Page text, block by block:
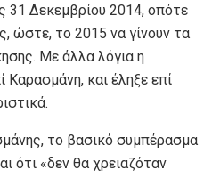
31 Δεκεμβρίου 2014, οπότε
ώστε, το 2015 να γίνουν τα
Με άλλα λόγια η
Καρασμάνη, και έληξε επί
το βασικό συμπέρασμα
ότι «δεν θα χρειαζόταν